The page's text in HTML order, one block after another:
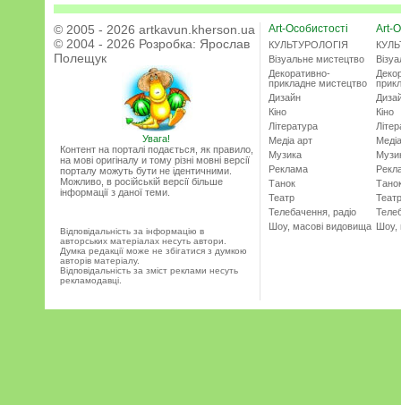
© 2005 - 2026 artkavun.kherson.ua
© 2004 - 2026 Розробка: Ярослав
Полещук
Увага!
Контент на порталі подається, як правило,
на мові оригіналу и тому різні мовні версії
порталу можуть бути не ідентичними.
Можливо, в російській версії більше
інформації з даної теми.
Відповідальність за інформацію в
авторських матеріалах несуть автори.
Думка редакції може не збігатися з думкою
авторів матеріалу.
Відповідальність за зміст реклами несуть
рекламодавці.
Art-Особистості
КУЛЬТУРОЛОГІЯ
Візуальне мистецтво
Декоративно-
прикладне мистецтво
Дизайн
Кіно
Література
Медіа арт
Музика
Реклама
Танок
Театр
Телебачення, радіо
Шоу, масові видовища
Art-
Кіно
Театр
Шоу,